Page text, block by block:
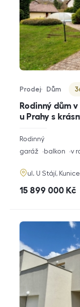
Rodinný dům
u Prahy s
Typ nabídky
Prodej
Typ nemovitosti
Dům
Virtuální prohlídka
rozměry
dispozice
Rodinný
funkce
garáž balkon v
adresa
ul. U Stájí, Kunice
cena
15 899 000 Kč